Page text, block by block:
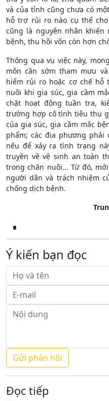
và của tỉnh cũng chưa có
hỗ trợ rủi ro nào cụ thể
cũng là nguyên nhân
bệnh, thu hồi vốn còn hơn
Thông qua vụ việc này,
môn cần sớm tham mưu
hiểm rủi ro hoặc cơ chế hỗ
nuôi khi gia súc, gia cầm
chặt hoạt động tuần tra,
trường hợp cố tình tiêu thụ
của gia súc, gia cầm mắc
phẩm; các địa phương
nếu để xảy ra tình trạng
truyền về vệ sinh an toàn
trong chăn nuôi... Từ đó,
người dân và trách nhiệm
chống dịch bệnh.
Ý kiến bạn đọc
Đọc tiếp